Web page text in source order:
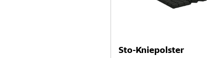
Sto-Kniepolster